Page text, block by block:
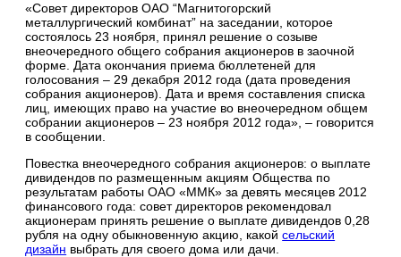
«Совет директоров ОАО “Магнитогорский
металлургический комбинат” на заседании, которое
состоялось 23 ноября, принял решение о созыве
внеочередного общего собрания акционеров в заочной
форме. Дата окончания приема бюллетеней для
голосования – 29 декабря 2012 года (дата проведения
собрания акционеров). Дата и время составления списка
лиц, имеющих право на участие во внеочередном общем
собрании акционеров – 23 ноября 2012 года», – говорится
в сообщении.
Повестка внеочередного собрания акционеров: о выплате
дивидендов по размещенным акциям Общества по
результатам работы ОАО «ММК» за девять месяцев 2012
финансового года: совет директоров рекомендовал
акционерам принять решение о выплате дивидендов 0,28
рубля на одну обыкновенную акцию, какойсельский
дизайн выбрать для своего дома или дачи.